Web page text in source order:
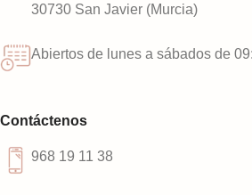
30730 San Javier (Murcia)
Abiertos de lunes a sábados de
Contáctenos
968 19 11 38